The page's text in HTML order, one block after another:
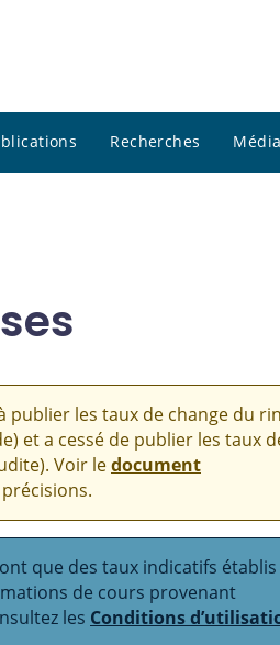
Recherches
publier les taux de change du
et a cessé de publier les taux
Voir ledocument
que des taux indicatifs établis
de cours provenant
les Conditions